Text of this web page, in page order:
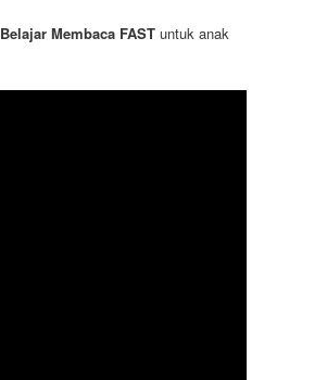
Membaca FAST untuk anak